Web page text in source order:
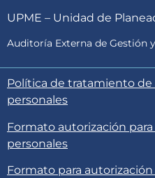
UPME – Unidad de
Auditoría Externa de Gestión
Política de tratamiento
personales
Formato autorización
personales
Formato para